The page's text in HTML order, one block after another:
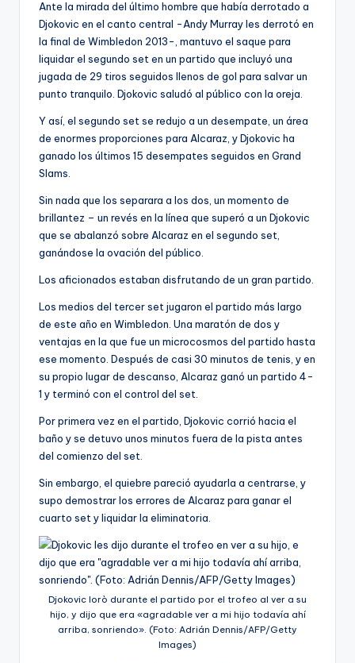
Ante la mirada del último hombre que había derrotado a
Djokovic en el canto central -Andy Murray les derrotó en
la final de Wimbledon 2013-, mantuvo el saque para
liquidar el segundo set en un partido que incluyó una
jugada de 29 tiros seguidos llenos de gol para salvar un
punto tranquilo. Djokovic saludó al público con la oreja.
Y así, el segundo set se redujo a un desempate, un área
de enormes proporciones para Alcaraz, y Djokovic ha
ganado los últimos 15 desempates seguidos en Grand
Slams.
Sin nada que los separara a los dos, un momento de
brillantez – un revés en la línea que superó a un Djokovic
que se abalanzó sobre Alcaraz en el segundo set,
ganándose la ovación del público.
Los aficionados estaban disfrutando de un gran partido.
Los medios del tercer set jugaron el partido más largo
de este año en Wimbledon. Una maratón de dos y
ventajas en la que fue un microcosmos del partido hasta
ese momento. Después de casi 30 minutos de tenis, y en
su propio lugar de descanso, Alcaraz ganó un partido 4-
1 y terminó con el control del set.
Por primera vez en el partido, Djokovic corrió hacia el
baño y se detuvo unos minutos fuera de la pista antes
del comienzo del set.
Sin embargo, el quiebre pareció ayudarla a centrarse, y
supo demostrar los errores de Alcaraz para ganar el
cuarto set y liquidar la eliminatoria.
Djokovic lorò durante el partido por el trofeo al ver a su
hijo, y dijo que era «agradable ver a mi hijo todavía ahí
arriba, sonriendo». (Foto: Adrián Dennis/AFP/Getty
Images)